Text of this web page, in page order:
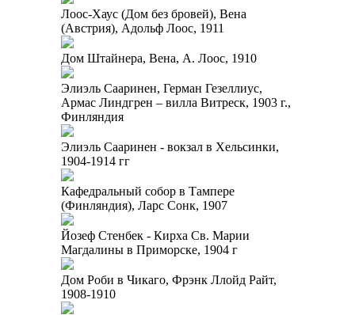
Лоос-Хаус (Дом без бровей), Вена
(Австрия), Адольф Лоос, 1911
Дом Штайнера, Вена, А. Лоос, 1910
Элиэль Сааринен, Герман Гезеллиус,
Армас Линдгрен – вилла Витреск, 1903 г.,
Финляндия
Элиэль Сааринен - вокзал в Хельсинки,
1904-1914 гг
Кафедральный собор в Тампере
(Финляндия), Ларс Сонк, 1907
Йозеф Стенбек - Кирха Св. Марии
Магдалины в Приморске, 1904 г
Дом Роби в Чикаго, Фрэнк Ллойд Райт,
1908-1910